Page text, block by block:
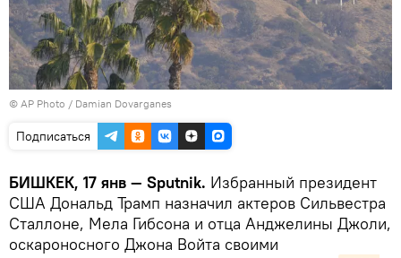
© AP Photo / Damian Dovarganes
Подписаться
БИШКЕК, 17 янв — Sputnik. Избранный президент
США Дональд Трамп назначил актеров Сильвестра
Сталлоне, Мела Гибсона и отца Анджелины Джоли,
оскароносного Джона Войта своими